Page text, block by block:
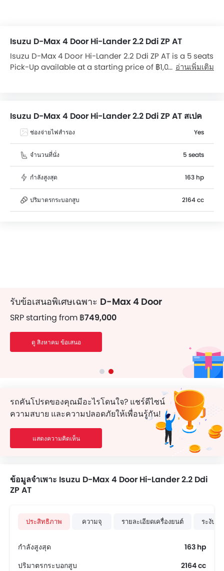
Isuzu D-Max 4 Door Hi-Lander 2.2 Ddi ZP AT
Isuzu D-Max 4 Door Hi-Lander 2.2 Ddi ZP AT is a 5 seats
Pick-Up available at a starting price of ฿1,064,000 in
2.2 Ddi ZP AT on basis of Features, Mileage, seating
comfort, and engine performance. D-Max 4 Door Hi-
Lander 2.2 Ddi ZP AT top competitors are D-Max 2 Door
Hi-Lander 2.2 Ddi ZP A/T, D-Max Spark 3.0 Ddi S AT 4x4,
Navara SC SWB 6MT and Hilux Revo Z Edition Double
Cab 4x2 2.4 Mid AT.
อ่านเพิ่มเติม
Isuzu D-Max 4 Door Hi-Lander 2.2 Ddi ZP AT สเปค
ช่องจ่ายไฟสำรอง Yes
จำนวนที่นั่ง 5 seats
กำลังสูงสุด 163 hp
ปริมาตรกระบอกสูบ 2164 cc
รับข้อเสนอพิเศษเฉพาะ D-Max 4 Door
SRP starting from ฿749,000
ดู สิงหาคม ข้อเสนอ
รถคันโปรดของคุณมีอะไรโดนใจ? แชร์ดีไซน์
ความสบาย และความปลอดภัยให้เพื่อนรู้กัน!
แสดงความคิดเห็น
ข้อมูลจำเพาะ Isuzu D-Max 4 Door Hi-Lander 2.2 Ddi
ZP AT
ประสิทธิภาพ ความจุ รายละเอียดเครื่องยนต์ ระงับแ
กำลังสูงสุด
163 hp
ปริมาตรกระบอกสูบ
2164 cc